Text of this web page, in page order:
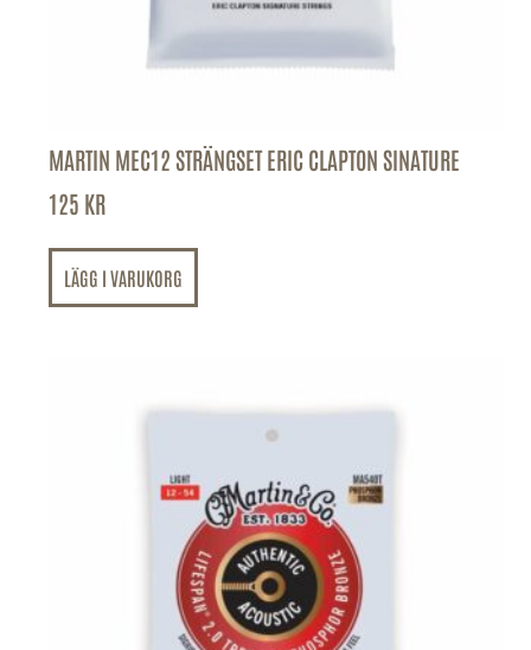
MARTIN MEC12 STRÄNGSET ERIC CLAPTON SINATURE
125 KR
LÄGG I VARUKORG